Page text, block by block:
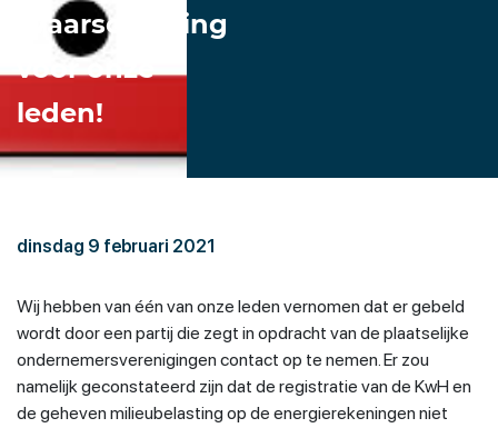
Waarschuwing
voor onze
leden!
dinsdag 9 februari 2021
Wij hebben van één van onze leden vernomen dat er gebeld
wordt door een partij die zegt in opdracht van de plaatselijke
ondernemersverenigingen contact op te nemen. Er zou
namelijk geconstateerd zijn dat de registratie van de KwH en
de geheven milieubelasting op de energierekeningen niet